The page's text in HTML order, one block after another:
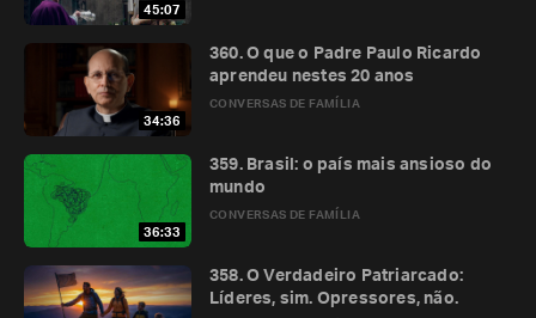
45:07
34:36
CONVERSAS DE FAMÍLIA
360. O que o Padre Paulo Ricardo
aprendeu nestes 20 anos
36:33
CONVERSAS DE FAMÍLIA
359. Brasil: o país mais ansioso do
mundo
358. O Verdadeiro Patriarcado:
Líderes, sim. Opressores, não.